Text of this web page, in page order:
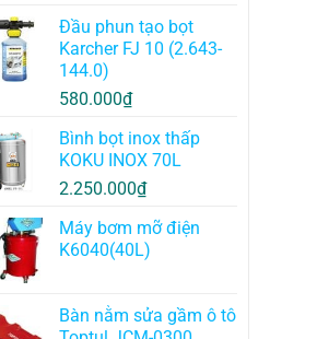
Đầu phun tạo bọt
Karcher FJ 10 (2.643-
144.0)
580.000₫
Bình bọt inox thấp
KOKU INOX 70L
2.250.000₫
Máy bơm mỡ điện
K6040(40L)
Bàn nằm sửa gầm ô tô